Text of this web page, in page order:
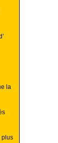
la
plus